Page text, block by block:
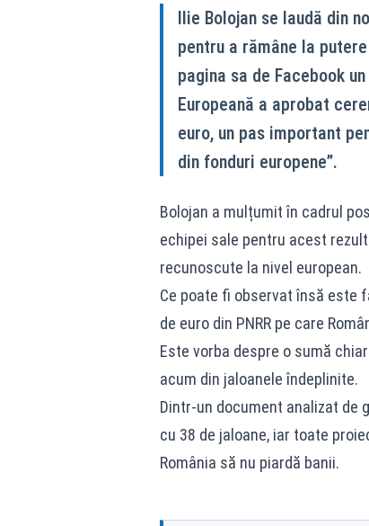
Ilie Bolojan se laudă din
pentru a rămâne la
pagina sa de Facebook
Europeană a aprobat
euro, un pas important
din fonduri europene”.
Bolojan a mulțumit în cadrul
echipei sale pentru acest
recunoscute la nivel european.
Ce poate fi observat însă este
de euro din PNRR pe care
Este vorba despre o sumă
acum din jaloanele îndeplinite.
Dintr-un document analizat de
cu 38 de jaloane, iar toate
România să nu piardă banii.